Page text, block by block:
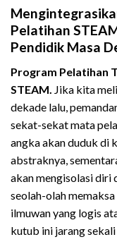
Pelatihan
Pendidik Masa
Program Pelatihan
STEAM. Jika kita
dekade lalu,
sekat-sekat mata
angka akan duduk di
abstraknya,
akan mengisolasi diri
seolah-olah
ilmuwan yang logis
kutub ini jarang